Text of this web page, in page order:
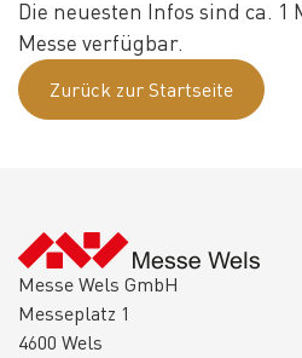
Die neuesten Infos sind ca. 1
Messe verfügbar.
Zurück zur Startseite
Messe Wels GmbH
Messeplatz 1
4600 Wels